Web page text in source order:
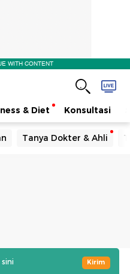
WITH CONTENT
& Diet Konsultasi
Tanya Dokter & Ahli
Kirim